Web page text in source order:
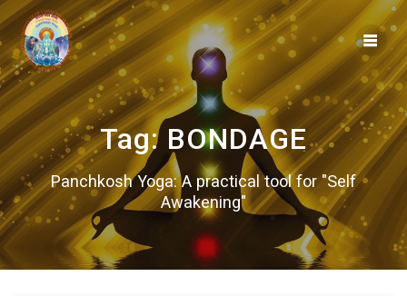
Skip
to
content
Tag: BONDAGE
Panchkosh Yoga: A practical tool for "Self
Awakening"